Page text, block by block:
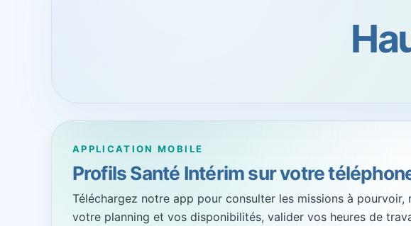
APPLICATION MOBILE
Profils Santé Intérim sur votre
Téléchargez notre app pour consulter les missions à
votre planning et vos disponibilités, valider vos heures de